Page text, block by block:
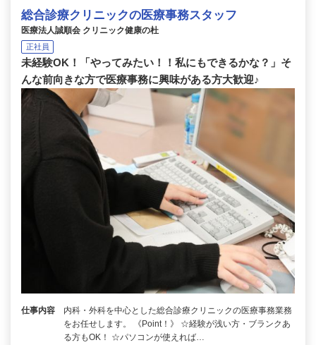
総合診療クリニックの医療事務スタッフ
医療法人誠順会 クリニック健康の杜
正社員
未経験OK！「やってみたい！！私にもできるかな？」そ
んな前向きな方で医療事務に興味がある方大歓迎♪
仕事内容
内科・外科を中心とした総合診療クリニックの医療事務業務
をお任せします。 《Point！》 ☆経験が浅い方・ブランクあ
る方もOK！ ☆パソコンが使えれば…